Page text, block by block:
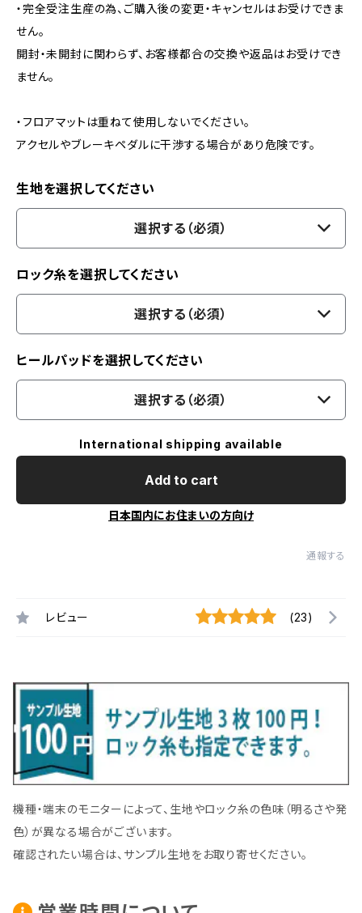
・完全受注生産の為、ご購入後の変更・キャンセルはお受けできま
せん。
開封・未開封に関わらず、お客様都合の交換や返品はお受けでき
ません。
・フロアマットは重ねて使用しないでください。
アクセルやブレーキペダルに干渉する場合があり危険です。
生地を選択してください
選択する（必須）
ロック糸を選択してください
選択する（必須）
ヒールパッドを選択してください
選択する（必須）
International shipping available
Add to cart
日本国内にお住まいの方向け
通報する
レビュー (23)
機種・端末のモニターによって、生地やロック糸の色味（明るさや発
色）が異なる場合がございます。
確認されたい場合は、サンプル生地をお取り寄せください。